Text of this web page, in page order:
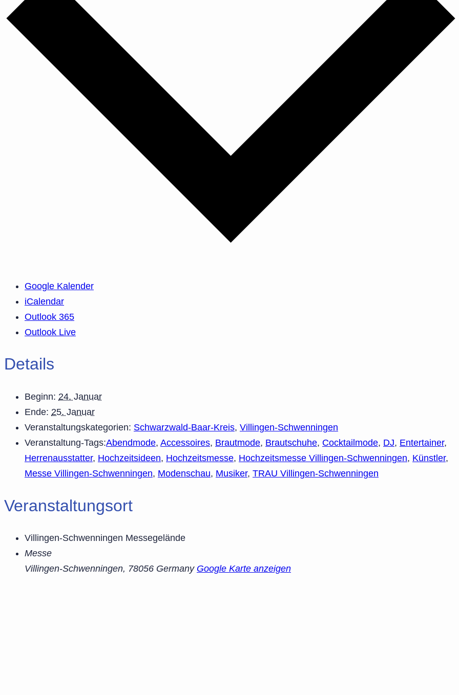
Google Kalender
iCalendar
Outlook 365
Outlook Live
Details
Beginn: 24. Januar
Ende: 25. Januar
Veranstaltungskategorien: Schwarzwald-Baar-Kreis, Villingen-Schwenningen
Veranstaltung-Tags:Abendmode, Accessoires, Brautmode, Brautschuhe, Cocktailmode, DJ, Entertainer,
Herrenausstatter, Hochzeitsideen, Hochzeitsmesse, Hochzeitsmesse Villingen-Schwenningen, Künstler,
Messe Villingen-Schwenningen, Modenschau, Musiker, TRAU Villingen-Schwenningen
Veranstaltungsort
Villingen-Schwenningen Messegelände
Messe
Villingen-Schwenningen, 78056 Germany Google Karte anzeigen